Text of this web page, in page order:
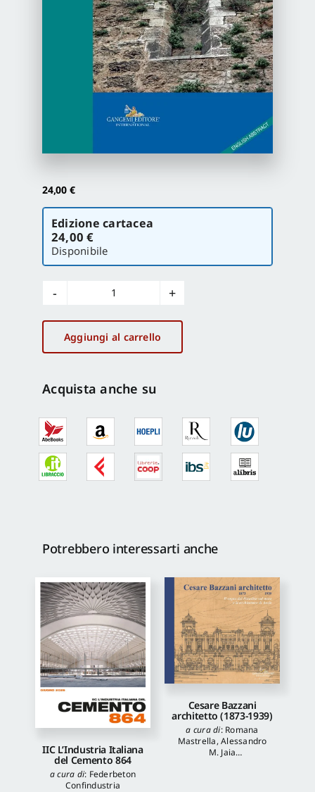
Proposte di pubblicazione
Gangemi Editore
24,00 €
Scegli
versione
Edizione cartacea
24,00 €
Disponibile
Il
terremoto
del
1706
Aggiungi al carrello
Acquista anche su
Potrebbero interessarti anche
IIC L’Industria Italiana
del Cemento 864
a cura di: Federbeton
Confindustria
Cesare Bazzani
architetto (1873-1939)
a cura di: Romana
Mastrella,Alessandro
M. Jaia